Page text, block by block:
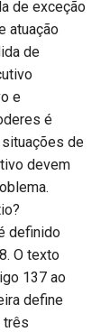
de exceção
atuação
de
e
é
de
devem
definido
O texto
137 ao
define
três